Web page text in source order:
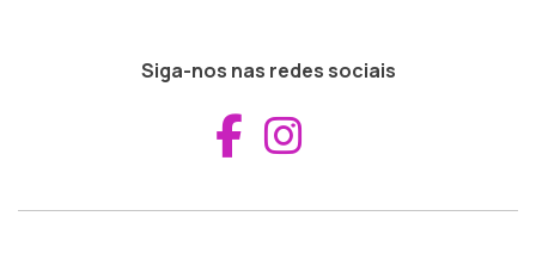
Siga-nos nas redes sociais
Aceder ao